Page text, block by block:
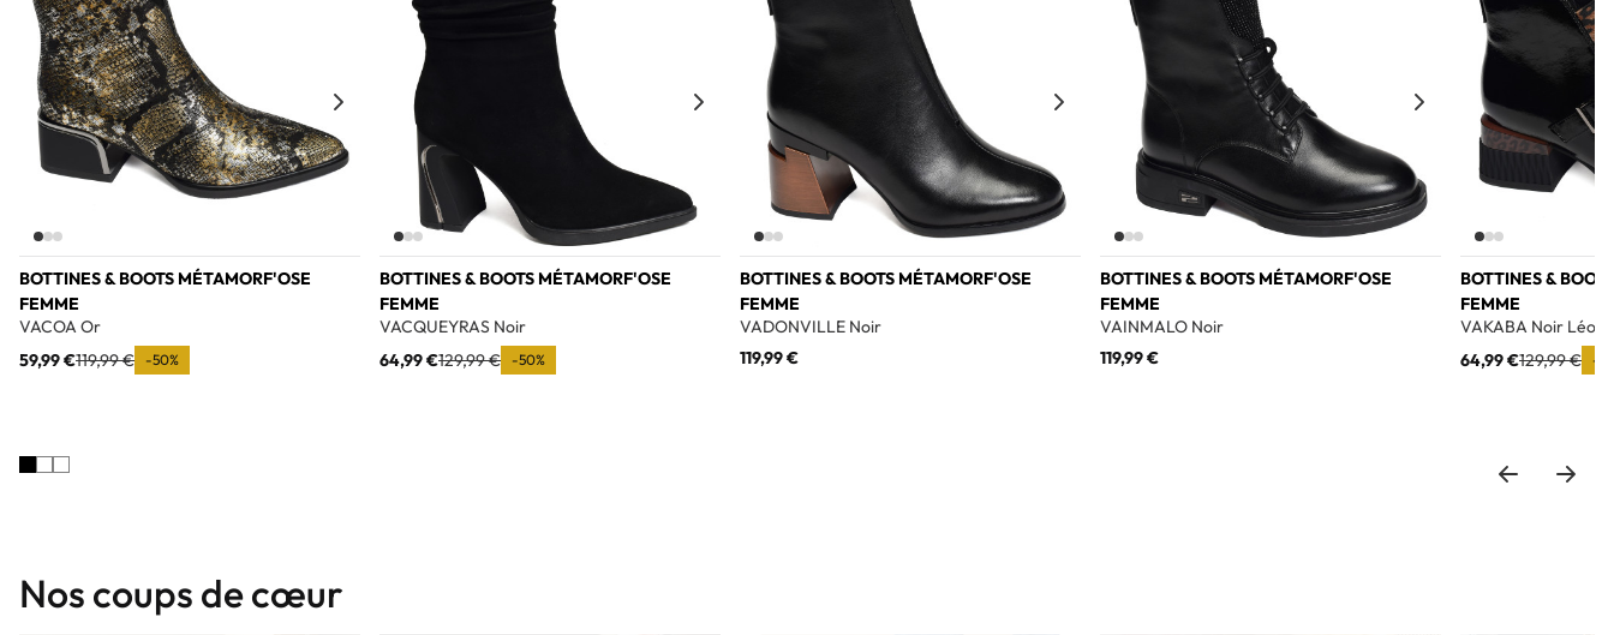
BOTTINES & BOOTS MÉTAMORF'OSE
FEMME
VACOA Or
59,99 €119,99 € -50%
BOTTINES & BOOTS MÉTAMORF'OSE
FEMME
VACQUEYRAS Noir
64,99 €129,99 € -50%
BOTTINES & BOOTS MÉTAMORF'OSE
FEMME
VADONVILLE Noir
119,99 €
BOTTINES & BOOTS MÉTAMORF'OSE
FEMME
VAINMALO Noir
119,99 €
BOTTINES &
FEMME
VAKABA Noir
64,99 €129,99 € -
Nos coups de cœur